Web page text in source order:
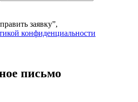
заявку”,
конфиденциальности
письмо